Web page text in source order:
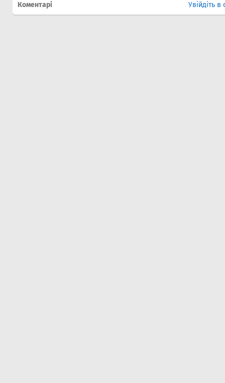
Коментарі Увійдіть в